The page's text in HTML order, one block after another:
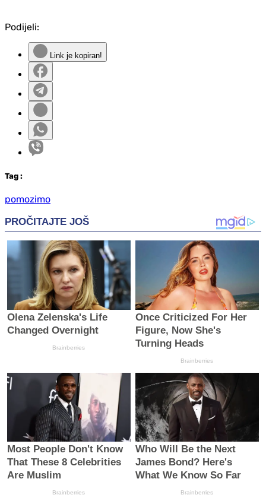
Podijeli:
Link je kopiran!
Tag :
pomozimo